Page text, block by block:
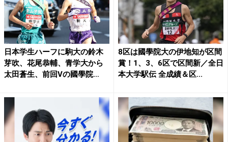
日本学生ハーフに駒大の鈴木
芽吹、花尾恭輔、青学大から
太田蒼生、前回Vの國學院
8区は國學院大の伊地知が区間
賞！1、3、6区で区間新／全日
本大学駅伝 全成績＆区...